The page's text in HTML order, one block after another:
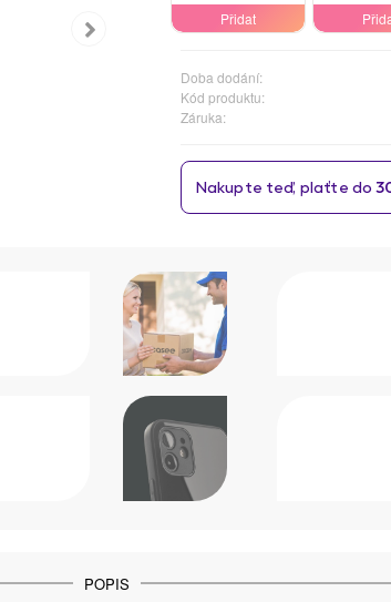
Přidat
Doba dodání:
Kód produktu:
Záruka:
POPIS